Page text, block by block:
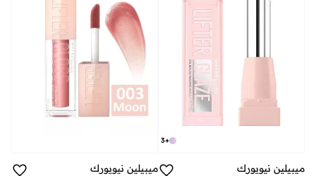
+
3
ميبيلين نيويورك
ميبيلين نيويورك